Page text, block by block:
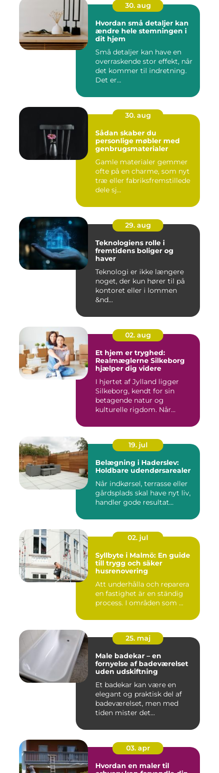
30. aug
Hvordan små detaljer kan
ændre hele stemningen i
dit hjem
Små detaljer kan have en
overraskende stor effekt, når
det kommer til indretning.
Det er...
30. aug
Sådan skaber du
personlige møbler med
genbrugsmaterialer
Gamle materialer gemmer
ofte på en charme, som nyt
træ eller fabriksfremstillede
dele sj...
29. aug
Teknologiens rolle i
fremtidens boliger og
haver
Teknologi er ikke længere
noget, der kun hører til på
kontoret eller i lommen
&nd...
02. aug
Et hjem er tryghed:
Realmæglerne Silkeborg
hjælper dig videre
I hjertet af Jylland ligger
Silkeborg, kendt for sin
betagende natur og
kulturelle rigdom. Når...
19. jul
Belægning i Haderslev:
Holdbare udendørsarealer
Når indkørsel, terrasse eller
gårdsplads skal have nyt liv,
handler gode resultat...
02. jul
Syllbyte i Malmö: En guide
till trygg och säker
husrenovering
Att underhålla och reparera
en fastighet är en ständig
process. I områden som ...
25. maj
Male badekar – en
fornyelse af badeværelset
uden udskiftning
Et badekar kan være en
elegant og praktisk del af
badeværelset, men med
tiden mister det...
03. apr
Hvordan en maler til